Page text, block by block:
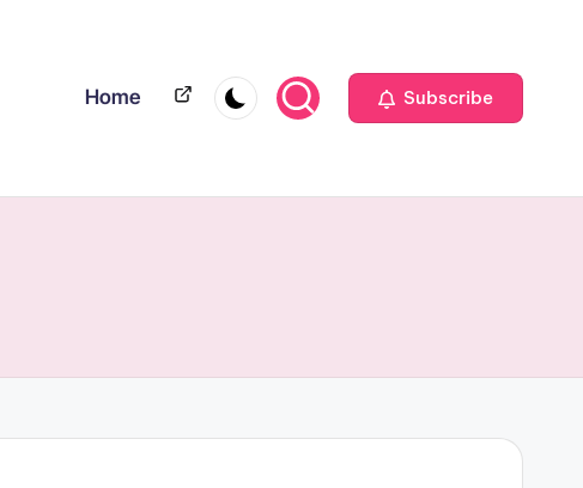
Home Home Subscribe